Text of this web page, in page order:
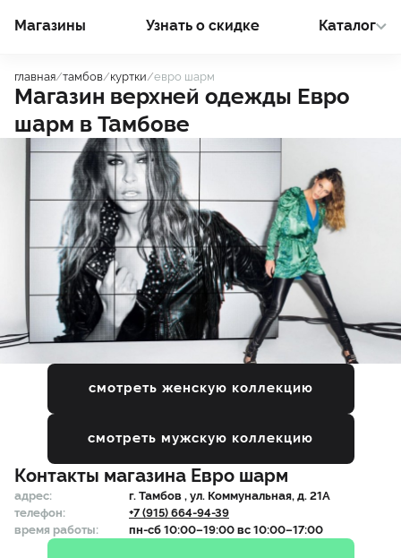
Магазины Узнать о cкидке Каталог
главная/тамбов/куртки/евро шарм
Магазин верхней одежды Евро
шарм в Тамбове
смотреть женскую коллекцию
смотреть мужскую коллекцию
Контакты магазина Евро шарм
адрес: г. Тамбов , ул. Коммунальная, д. 21А
телефон:
+7 (915) 664-94-39
время работы:
пн-сб 10:00–19:00 вс 10:00–17:00